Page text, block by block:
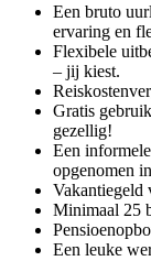
Een bruto
ervaring en
Flexibele
– jij kiest.
Gratis
gezellig!
Een
opgenomen
Vakantiegeld
Minimaal 25
Een leuke